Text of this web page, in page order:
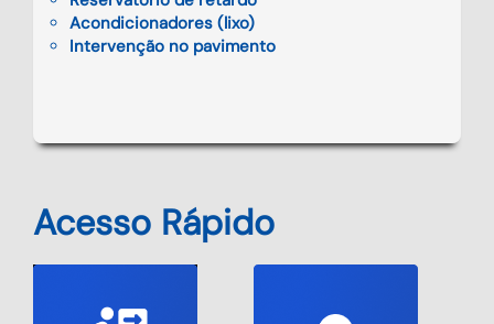
Acondicionadores (lixo)
Intervenção no pavimento
Acesso Rápido